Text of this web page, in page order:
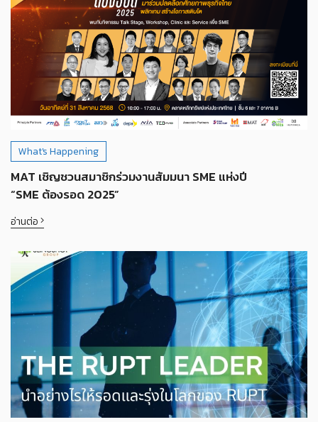
What's Happening
MAT เชิญชวนสมาชิกร่วมงานสัมมนา SME แห่งปี
“SME ต้องรอด 2025”
อ่านต่อ